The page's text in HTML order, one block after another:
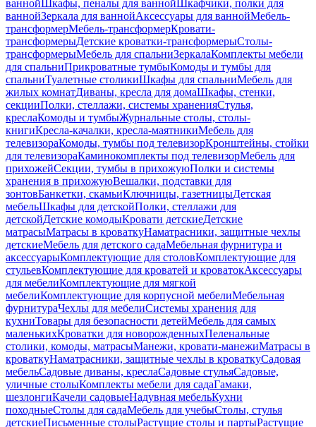
ваннойШкафы, пеналы для ваннойШкафчики, полки для
ваннойЗеркала для ваннойАксессуары для ваннойМебель-
трансформерМебель-трансформерКровати-
трансформерыДетские кроватки-трансформерыСтолы-
трансформерыМебель для спальниЗеркалаКомплекты мебели
для спальниПрикроватные тумбыКомоды и тумбы для
спальниТуалетные столикиШкафы для спальниМебель для
жилых комнатДиваны, кресла для домаШкафы, стенки,
секцииПолки, стеллажи, системы храненияСтулья,
креслаКомоды и тумбыЖурнальные столы, столы-
книгиКресла-качалки, кресла-маятникиМебель для
телевизораКомоды, тумбы под телевизорКронштейны, стойки
для телевизораКаминокомплекты под телевизорМебель для
прихожейСекции, тумбы в прихожуюПолки и системы
хранения в прихожуюВешалки, подставки для
зонтовБанкетки, скамьиКлючницы, газетницыДетская
мебельШкафы для детскойПолки, стеллажи для
детскойДетские комодыКровати детскиеДетские
матрасыМатрасы в кроваткуНаматрасники, защитные чехлы
детскиеМебель для детского садаМебельная фурнитура и
аксессуарыКомплектующие для столовКомплектующие для
стульевКомплектующие для кроватей и кроватокАксессуары
для мебелиКомплектующие для мягкой
мебелиКомплектующие для корпусной мебелиМебельная
фурнитураЧехлы для мебелиСистемы хранения для
кухниТовары для безопасности детейМебель для самых
маленькихКроватки для новорожденныхПеленальные
столики, комоды, матрасыМанежи, кровати-манежиМатрасы в
кроваткуНаматрасники, защитные чехлы в кроваткуСадовая
мебельСадовые диваны, креслаСадовые стульяСадовые,
уличные столыКомплекты мебели для садаГамаки,
шезлонгиКачели садовыеНадувная мебельКухни
походныеСтолы для садаМебель для учебыСтолы, стулья
детскиеПисьменные столыРастущие столы и партыРастущие